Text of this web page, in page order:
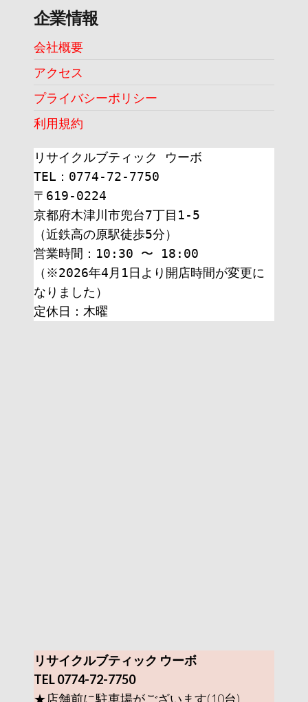
企業情報
会社概要
アクセス
プライバシーポリシー
利用規約
リサイクルブティック ウーボ
TEL：0774-72-7750
〒619-0224
京都府木津川市兜台7丁目1-5
（近鉄高の原駅徒歩5分）
営業時間：10:30 〜 18:00
（※2026年4月1日より開店時間が変更に
なりました）
定休日：木曜
リサイクルブティック ウーボ
TEL 0774-72-7750
★店舗前に駐車場がございます(10台)。